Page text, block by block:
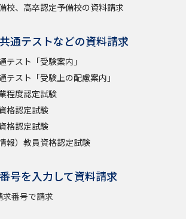
校、高卒認定予備校の資料請求
通テストなどの資料請求
テスト「受験案内」
テスト「受験上の配慮案内」
程度認定試験
格認定試験
格認定試験
報）教員資格認定試験
号を入力して資料請求
番号で請求